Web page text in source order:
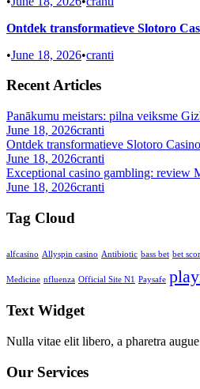
Ontdek transformatieve Slotoro
•June 18, 2026•cranti
Recent Articles
Panākumu meistars: pilna veiksme
June 18, 2026cranti
Ontdek transformatieve Slotoro
June 18, 2026cranti
Exceptional casino gambling: review
June 18, 2026cranti
Tag Cloud
alfcasino Allyspin casino Antibiotic bass bet bet
Medicine nfluenza Official Site N1 Paysafe
Text Widget
Nulla vitae elit libero, a pharetra
Our Services